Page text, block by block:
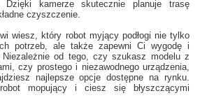
Dzięki kamerze skutecznie planuje trasę
czyszczenie.
wiesz, który robot myjący podłogi nie tylko
potrzeb, ale także zapewni Ci wygodę i
od tego, czy szukasz modelu z
czy prostego i niezawodnego urządzenia,
najlepsze opcje dostępne na rynku.
mopujący i ciesz się błyszczącymi